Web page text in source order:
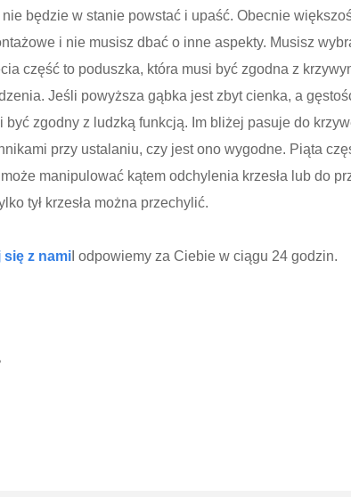
będzie w stanie powstać i upaść. Obecnie
i nie musisz dbać o inne aspekty. Musisz
część to poduszka, która musi być zgodna z
Jeśli powyższa gąbka jest zbyt cienka, a
być zgodny z ludzką funkcją. Im bliżej pasuje do
przy ustalaniu, czy jest ono wygodne. Piąta
manipulować kątem odchylenia krzesła lub do
tył krzesła można przechylić.
z nami I odpowiemy za Ciebie w ciągu 24 godzin.